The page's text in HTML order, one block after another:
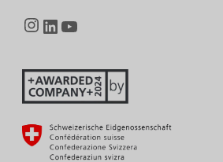
Instagram
LinkedIn